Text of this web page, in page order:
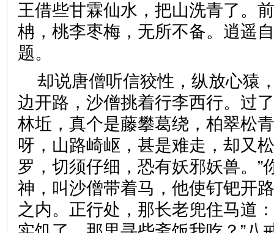
王借些甘霖仙水，把山洗青了。
柟，桃李枣梅，无所不备。逍遥
题。
却说唐僧听信狡性，纵放心猿
边开路，沙僧挑着行李西行。过
林坵，真个是藤攀葛绕，柏翠松
呀，山路崎岖，甚是难走，却又
罗，切须仔细，恐有妖邪妖兽。”
神，叫沙僧带着马，他使钉钯开
之内。正行处，那长老兜住马道